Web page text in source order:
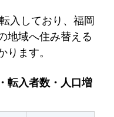
入しており、福岡
地域へ住み替える
ます。
転入者数・人口増